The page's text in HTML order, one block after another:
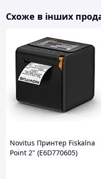
принтера CreatBot DX
максимальних
Дороковий двигун
принтера, що
досягати високої
У 3D принтері
інтелектуальну
подача 3D пластика
температури.
регулювати по висоті
налаштувати кілька
забезпечує ідеальну
Управління
Схоже в інших
Novitus Принтер Fiskalna
Point 2" (E6D770605)